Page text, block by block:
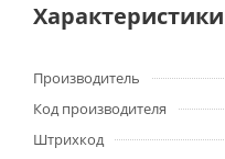
Характеристики
Производитель
Код производителя
Штрихкод